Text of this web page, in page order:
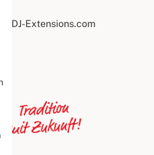
by DJ-Extensions.com